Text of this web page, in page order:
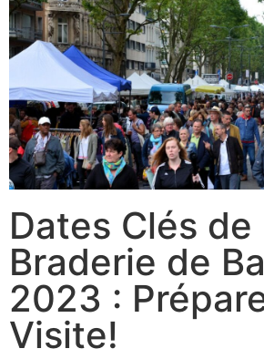
Dates Clés de
Braderie de
2023 :
Visite!